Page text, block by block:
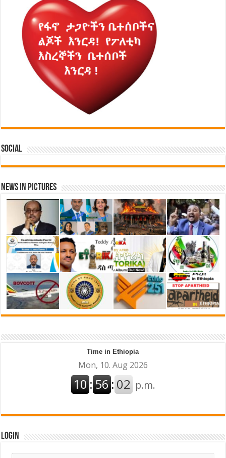
Social
News in Pictures
Time in Ethiopia
Login